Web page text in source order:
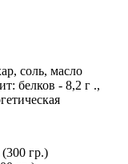
соль, масло
белков - 8,2 г .,